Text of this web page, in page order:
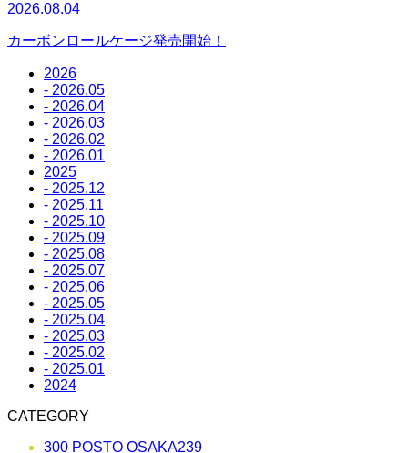
2026.08.04
カーボンロールケージ発売開始！
2026
- 2026.05
- 2026.04
- 2026.03
- 2026.02
- 2026.01
2025
- 2025.12
- 2025.11
- 2025.10
- 2025.09
- 2025.08
- 2025.07
- 2025.06
- 2025.05
- 2025.04
- 2025.03
- 2025.02
- 2025.01
2024
CATEGORY
300 POSTO OSAKA239